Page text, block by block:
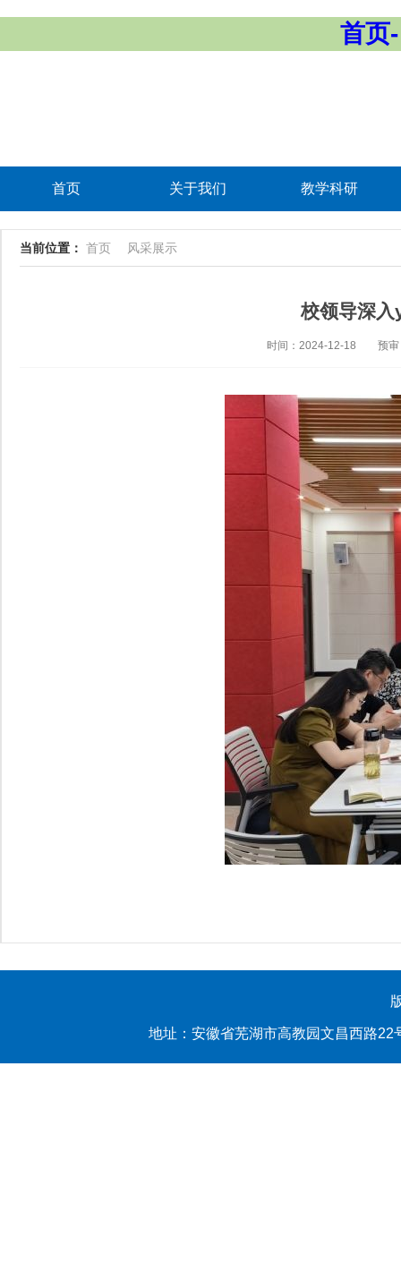
首页
首页 关于我们 教学科研
当前位置： 首页 风采展示
校领导深入
时间：2024-12-18 预
地址：安徽省芜湖市高教园文昌西路